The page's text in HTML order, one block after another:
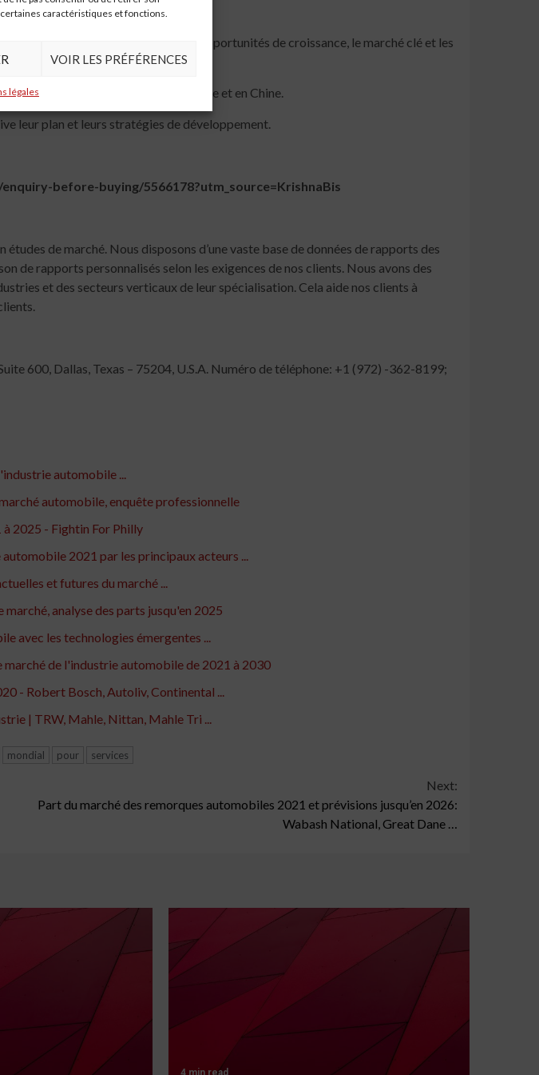
caractéristiques et fonctions.
VOIR LES PRÉFÉRENCES
légales
les prévisions futures, les opportunités de croissance, le marché clé et les
automobile aux États-Unis, en Europe et en Chine.
leur plan et leurs stratégies de développement.
before-buying/5566178?utm_source=KrishnaBis
de marché. Nous disposons d’une vaste base de données de rapports des
de rapports personnalisés selon les exigences de nos clients. Nous avons des
et des secteurs verticaux de leur spécialisation. Cela aide nos clients à
600, Dallas, Texas – 75204, U.S.A. Numéro de téléphone: +1 (972) -362-8199;
automobile ...
automobile, enquête professionnelle
2025 - Fightin For Philly
2021 par les principaux acteurs ...
et futures du marché ...
analyse des parts jusqu'en 2025
avec les technologies émergentes ...
de l'industrie automobile de 2021 à 2030
- Robert Bosch, Autoliv, Continental ...
| TRW, Mahle, Nittan, Mahle Tri ...
mondial pour services
Next:
Part du marché des remorques automobiles 2021 et prévisions jusqu’en 2026:
Wabash National, Great Dane …
4 min read